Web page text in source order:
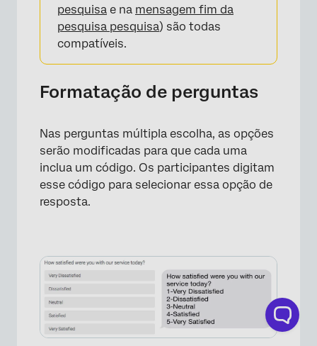
pesquisa e na mensagem fim da
pesquisa pesquisa) são todas
compatíveis.
Formatação de perguntas
Nas perguntas múltipla escolha, as opções
serão modificadas para que cada uma
inclua um código. Os participantes digitam
esse código para selecionar essa opção de
resposta.